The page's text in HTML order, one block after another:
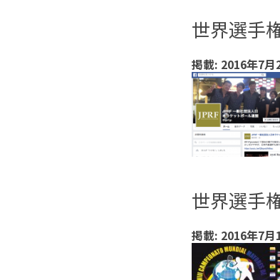
世界選手
掲載: 2016年7月
世界選手
掲載: 2016年7月